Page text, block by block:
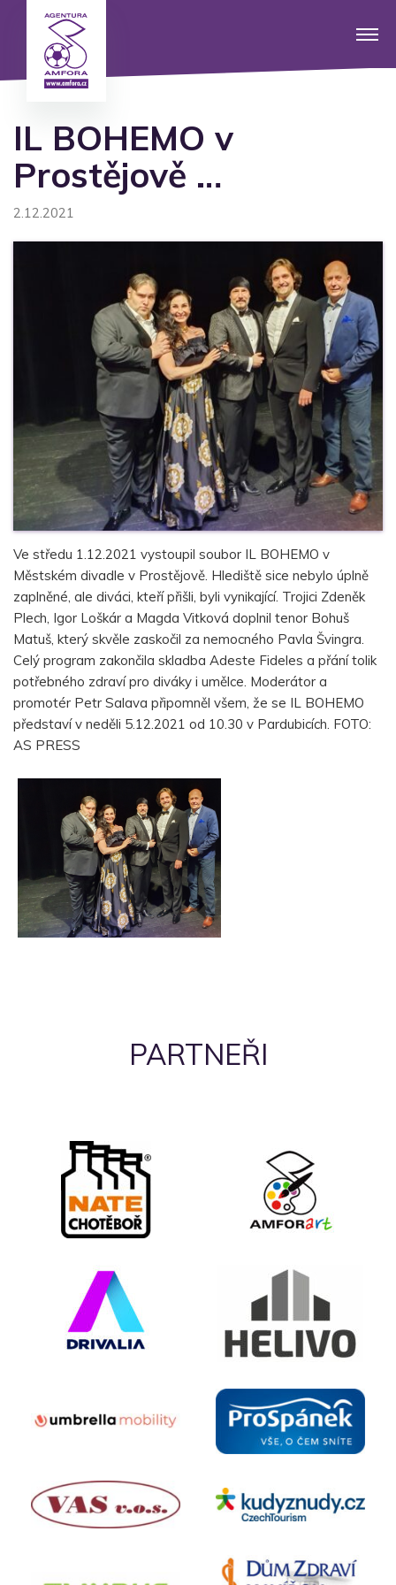
IL BOHEMO v
Prostějově …
2.12.2021
Ve středu 1.12.2021 vystoupil soubor IL BOHEMO v
Městském divadle v Prostějově. Hlediště sice nebylo úplně
zaplněné, ale diváci, kteří přišli, byli vynikající. Trojici Zdeněk
Plech, Igor Loškár a Magda Vitková doplnil tenor Bohuš
Matuš, který skvěle zaskočil za nemocného Pavla Švingra.
Celý program zakončila skladba Adeste Fideles a přání tolik
potřebného zdraví pro diváky i umělce. Moderátor a
promotér Petr Salava připomněl všem, že se IL BOHEMO
představí v neděli 5.12.2021 od 10.30 v Pardubicích. FOTO:
AS PRESS
PARTNEŘI